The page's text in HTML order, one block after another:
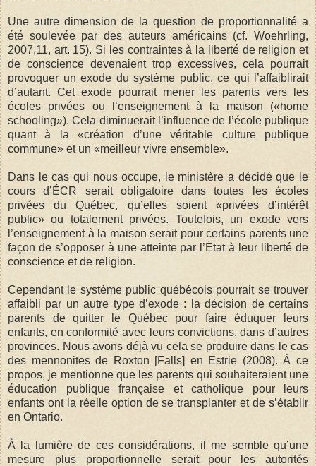
Une autre dimension de la question de proportionnalité a
été soulevée par des auteurs américains (cf. Woehrling,
2007,11, art. 15). Si les contraintes à la liberté de religion et
de conscience devenaient trop excessives, cela pourrait
provoquer un exode du système public, ce qui l’affaiblirait
d’autant. Cet exode pourrait mener les parents vers les
écoles privées ou l’enseignement à la maison («home
schooling»). Cela diminuerait l’influence de l’école publique
quant à la «création d’une véritable culture publique
commune» et un «meilleur vivre ensemble».
Dans le cas qui nous occupe, le ministère a décidé que le
cours d’ÉCR serait obligatoire dans toutes les écoles
privées du Québec, qu’elles soient «privées d’intérêt
public» ou totalement privées. Toutefois, un exode vers
l’enseignement à la maison serait pour certains parents une
façon de s’opposer à une atteinte par l’État à leur liberté de
conscience et de religion.
Cependant le système public québécois pourrait se trouver
affaibli par un autre type d’exode : la décision de certains
parents de quitter le Québec pour faire éduquer leurs
enfants, en conformité avec leurs convictions, dans d’autres
provinces. Nous avons déjà vu cela se produire dans le cas
des mennonites de Roxton [Falls] en Estrie (2008). À ce
propos, je mentionne que les parents qui souhaiteraient une
éducation publique française et catholique pour leurs
enfants ont la réelle option de se transplanter et de s’établir
en Ontario.
À la lumière de ces considérations, il me semble qu’une
mesure plus proportionnelle serait pour les autorités